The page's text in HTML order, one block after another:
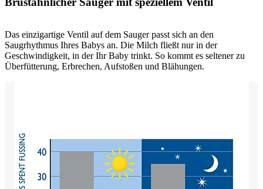
Das einzigartige Ventil auf dem Sauger passt sich an den
Saugrhythmus Ihres Babys an. Die Milch fließt nur in der
Geschwindigkeit, in der Ihr Baby trinkt. So kommt es seltener zu
Überfütterung, Erbrechen, Aufstoßen und Blähungen.